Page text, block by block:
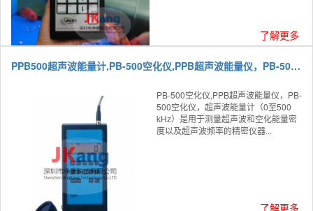
了解更多
PPB500超声波能量计,PB-500空化仪,PPB超声波能量仪，PB-500空化仪
PB-500空化仪,PPB超声波能量仪，PB-
500空化仪，超声波能量计（0至500
kHz）是用于测量超声波和空化能量密
度以及超声波频率的精密仪器...
了解更多